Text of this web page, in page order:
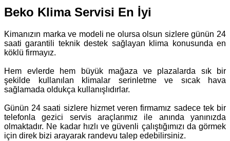
Beko Klima Servisi En İyi
Kimanızın marka ve modeli ne olursa olsun sizlere günün 24
saati garantili teknik destek sağlayan klima konusunda en
köklü firmayız.
Hem evlerde hem büyük mağaza ve plazalarda sık bir
şekilde kullanılan klimalar serinletme ve sıcak hava
sağlamada oldukça kullanışlıdırlar.
Günün 24 saati sizlere hizmet veren firmamız sadece tek bir
telefonla gezici servis araçlarımız ile anında yanınızda
olmaktadır. Ne kadar hızlı ve güvenli çalıştığımızı da görmek
için direk bizi arayarak randevu talep edebilirsiniz.